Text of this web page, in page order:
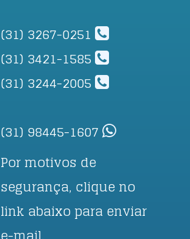
(31) 3267-0251
(31) 3421-1585
(31) 3244-2005
(31) 98445-1607
Por motivos de
segurança, clique no
link abaixo para enviar